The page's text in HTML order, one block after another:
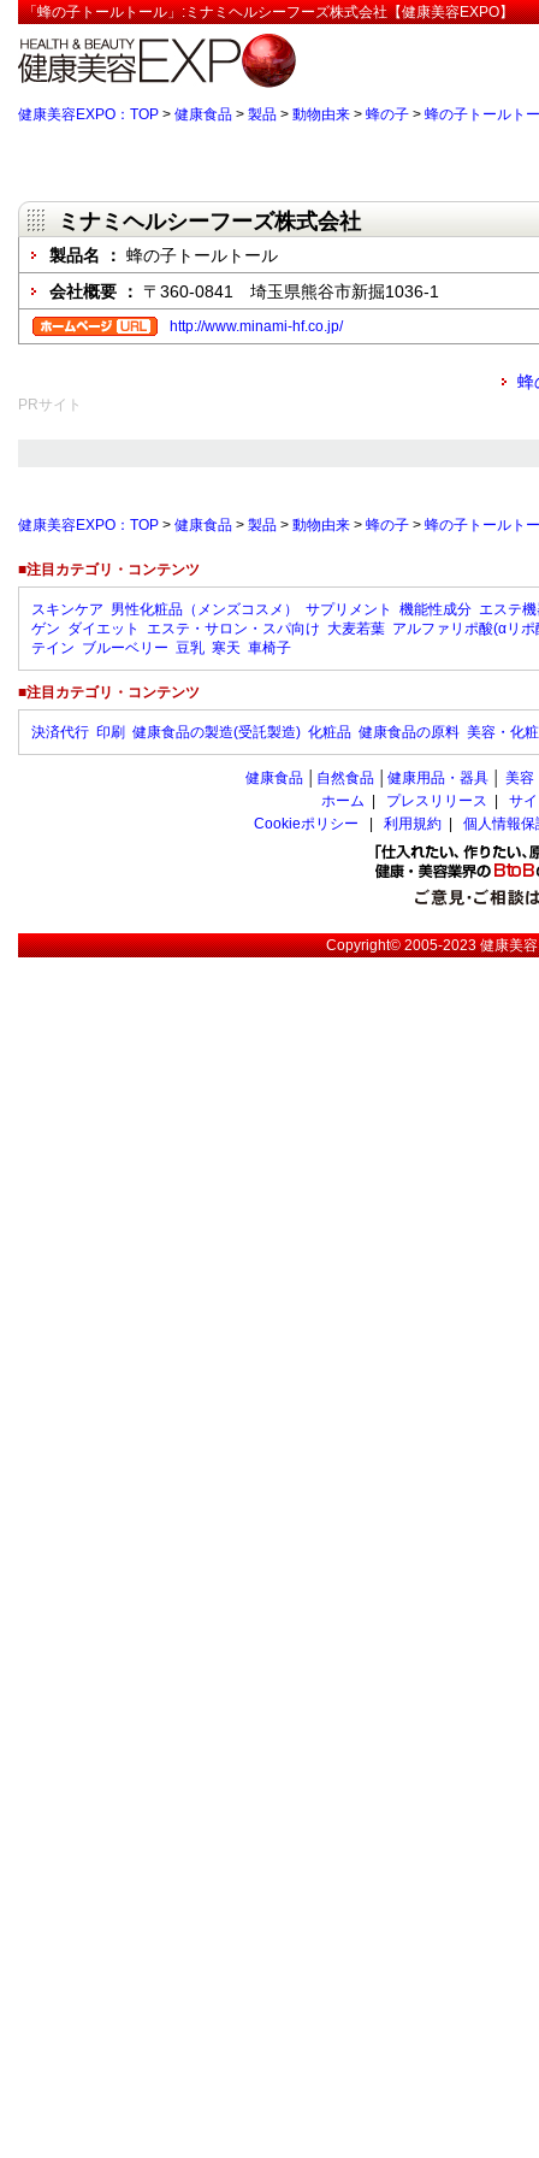
「蜂の子トールトール」:ミナミヘルシーフーズ株式会社【健康美容EXPO】
健康美容EXPO：TOP > 健康食品 > 製品 > 動物由来 > 蜂の子 > 蜂の子トールト
ミナミヘルシーフーズ株式会社
製品名 ： 蜂の子トールトール
会社概要 ： 〒360-0841 埼玉県熊谷市新掘1036-1
http://www.minami-hf.co.jp/
蜂
PRサイト
健康美容EXPO：TOP > 健康食品 > 製品 > 動物由来 > 蜂の子 > 蜂の子トールト
■注目カテゴリ・コンテンツ
スキンケア 男性化粧品（メンズコスメ） サプリメント 機能性成分 エステ
ゲン ダイエット エステ・サロン・スパ向け 大麦若葉 アルファリポ酸(αリポ
テイン ブルーベリー 豆乳 寒天 車椅子
■注目カテゴリ・コンテンツ
決済代行 印刷 健康食品の製造(受託製造) 化粧品 健康食品の原料 美容・化
健康食品 自然食品 健康用品・器具 美容
ホーム
プレスリリース
サ
Cookieポリシー
利用規約 個人情報
Copyright© 2005-2023健康美